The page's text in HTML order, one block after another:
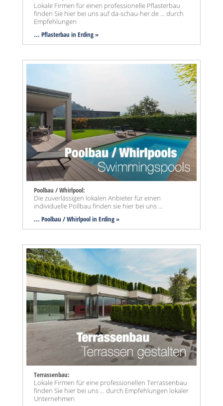
Lokale Firmen für einen professionelle Pflasterbau
finden Sie hier bei uns auf da-schau-her.de ... durch
Empfehlungen
... Pflasterbau in Erding »
Poolbau / Whirlpool:
Die zuverlässigen lokalen Anbieter für einen
individuelle Pollbau finden sie hier bei uns ...
... Poolbau / Whirlpool in Erding »
Terrassenbau:
Lokale Firmen für eine professionellen Terrassenbau
finden Sie hier bei uns ... durch Empfehlungen lokaler
Unternehmen